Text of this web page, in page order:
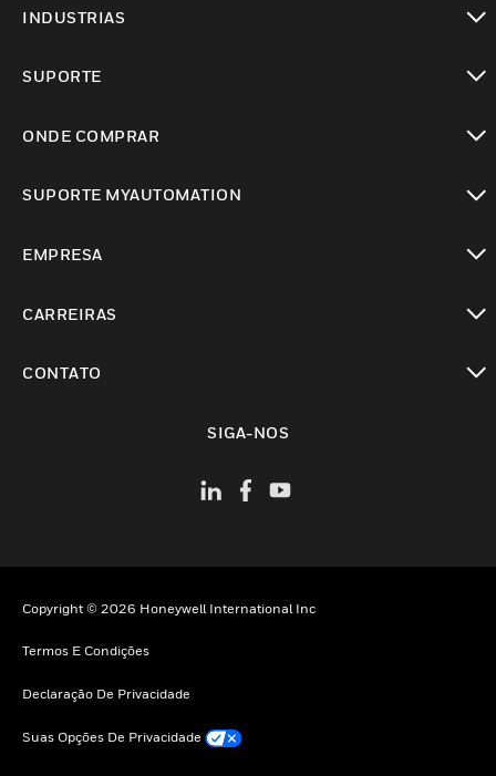
INDUSTRIAS
SUPORTE
ONDE COMPRAR
SUPORTE MYAUTOMATION
EMPRESA
CARREIRAS
CONTATO
SIGA-NOS
Copyright © 2026 Honeywell International Inc
Termos E Condições
Declaração De Privacidade
Suas Opções De Privacidade